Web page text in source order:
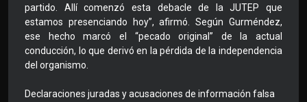
partido. Allí comenzó esta debacle de la JUTEP que
estamos presenciando hoy”, afirmó. Según Gurméndez,
ese hecho marcó el “pecado original” de la actual
conducción, lo que derivó en la pérdida de la independencia
del organismo.
Declaraciones juradas y acusaciones de información falsa